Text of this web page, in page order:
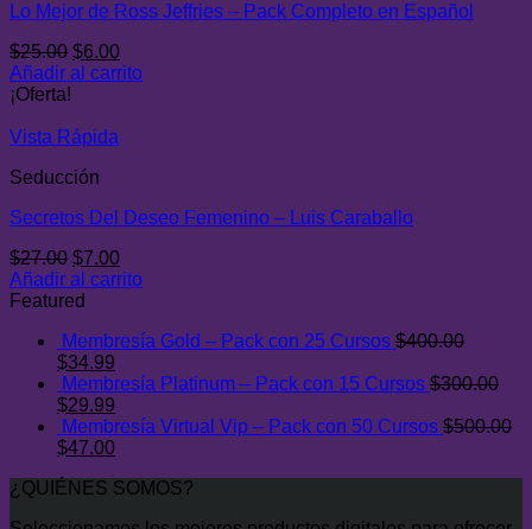
Lo Mejor de Ross Jeffries – Pack Completo en Español
$25.00 El
precio
$25.00.
$6.00El
precio
Añadir al carrito
¡Oferta!
Vista Rápida
Seducción
Secretos Del Deseo Femenino – Luis Caraballo
$27.00 El
precio
original
$27.00.
$7.00El
precio
$7.00.
Añadir al carrito
Featured
Membresía Gold – Pack con 25 Cursos $400.00
El
precio
original
era:
$400.00.
$34.99
precio
es:
$34.99.
Membresía Platinum – Pack con 15 Cursos $300.00
El
precio
original
$300.00.
$29.99
precio
actual
$29.99.
Membresía Virtual Vip – Pack con 50 Cursos $500.00
El
original
$47.00El
actual
¿QUIÉNES SOMOS?